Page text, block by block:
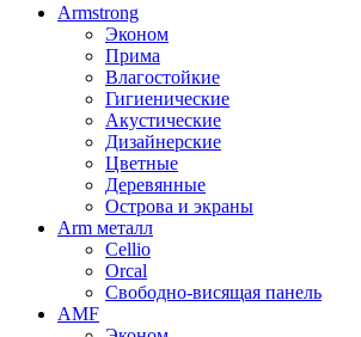
Armstrong
Эконом
Прима
Влагостойкие
Гигиенические
Акустические
Дизайнерские
Цветные
Деревянные
Острова и экраны
Arm металл
Cellio
Orcal
Свободно-висящая панель
AMF